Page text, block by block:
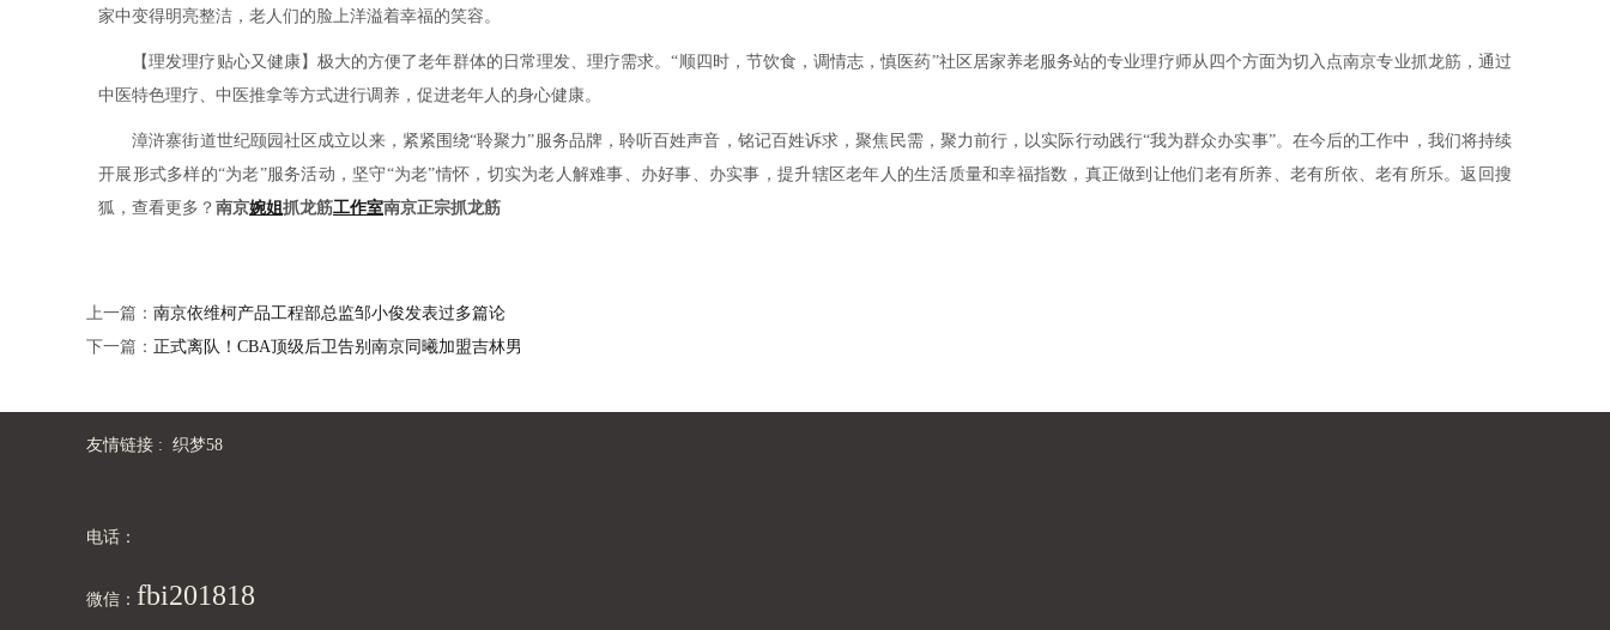
家中变得明亮整洁，老人们的脸上洋溢着幸福的笑容。
【理发理疗贴心又健康】极大的方便了老年群体的日常理发、理疗需求。“顺四时，节饮食，调情志，慎医药”社区居家养老服务站的专业理疗师从四个方面为切入点南京专业抓龙筋，通过
中医特色理疗、中医推拿等方式进行调养，促进老年人的身心健康。
漳浒寨街道世纪颐园社区成立以来，紧紧围绕“聆聚力”服务品牌，聆听百姓声音，铭记百姓诉求，聚焦民需，聚力前行，以实际行动践行“我为群众办实事”。在今后的工作中，我们将持续
开展形式多样的“为老”服务活动，坚守“为老”情怀，切实为老人解难事、办好事、办实事，提升辖区老年人的生活质量和幸福指数，真正做到让他们老有所养、老有所依、老有所乐。返回搜
狐，查看更多？ 南京婉姐抓龙筋工作室南京正宗抓龙筋
上一篇： 南京依维柯产品工程部总监邹小俊发表过多篇论
下一篇： 正式离队！CBA顶级后卫告别南京同曦加盟吉林男
友情链接 : 织梦58
电话：
微信： fbi201818